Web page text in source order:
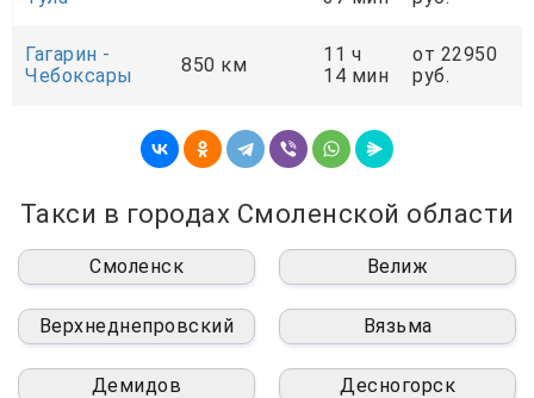
Гагарин -
Чебоксары
850 км
11 ч
14 мин
от 22950
руб.
Такси в городах Смоленской области
Смоленск Велиж
Верхнеднепровский Вязьма
Демидов Десногорск